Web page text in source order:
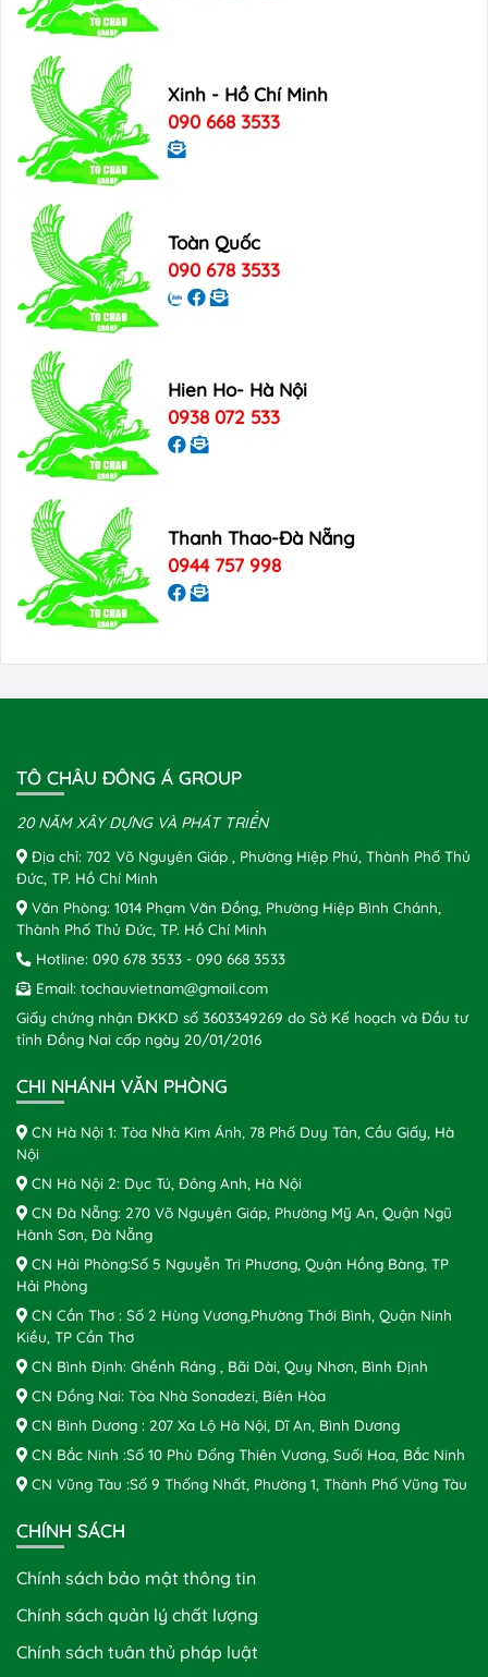
Xinh - Hồ Chí Minh
090 668 3533
Toàn Quốc
090 678 3533
Hien Ho- Hà Nội
0938 072 533
Thanh Thao-Đà Nẵng
0944 757 998
TÔ CHÂU ĐÔNG Á GROUP
20 NĂM XÂY DỰNG VÀ PHÁT TRIỂN
Địa chỉ: 702 Võ Nguyên Giáp , Phường Hiệp Phú, Thành Phố Thủ
Đức, TP. Hồ Chí Minh
Văn Phòng: 1014 Phạm Văn Đồng, Phường Hiệp Bình Chánh,
Thành Phố Thủ Đức, TP. Hồ Chí Minh
Hotline: 090 678 3533 - 090 668 3533
Email: tochauvietnam@gmail.com
Giấy chứng nhận ĐKKD số 3603349269 do Sở Kế hoạch và Đầu tư
tỉnh Đồng Nai cấp ngày 20/01/2016
CHI NHÁNH VĂN PHÒNG
CN Hà Nội 1: Tòa Nhà Kim Ánh, 78 Phố Duy Tân, Cầu Giấy, Hà
Nội
CN Hà Nội 2: Dục Tú, Đông Anh, Hà Nội
CN Đà Nẵng: 270 Võ Nguyên Giáp, Phường Mỹ An, Quận Ngũ
Hành Sơn, Đà Nẵng
CN Hải Phòng:Số 5 Nguyễn Tri Phương, Quận Hồng Bàng, TP
Hải Phòng
CN Cần Thơ : Số 2 Hùng Vương,Phường Thới Bình, Quận Ninh
Kiều, TP Cần Thơ
CN Bình Định: Ghềnh Ráng , Bãi Dài, Quy Nhơn, Bình Định
CN Đồng Nai: Tòa Nhà Sonadezi, Biên Hòa
CN Bình Dương : 207 Xa Lộ Hà Nội, Dĩ An, Bình Dương
CN Bắc Ninh :Số 10 Phù Đổng Thiên Vương, Suối Hoa, Bắc Ninh
CN Vũng Tàu :Số 9 Thống Nhất, Phường 1, Thành Phố Vũng Tàu
CHÍNH SÁCH
Chính sách bảo mật thông tin
Chính sách quản lý chất lượng
Chính sách tuân thủ pháp luật